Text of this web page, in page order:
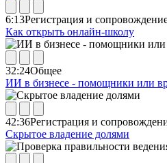
6:13Регистрация и
Как открыть онлайн-школу
32:24Общее
ИИ в бизнесе - помощники или
42:36Регистрация и
Скрытое владение долями